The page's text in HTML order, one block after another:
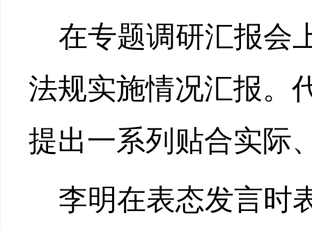
在专题调研汇报会
法规实施情况汇报。
提出一系列贴合实际
李明在表态发言时